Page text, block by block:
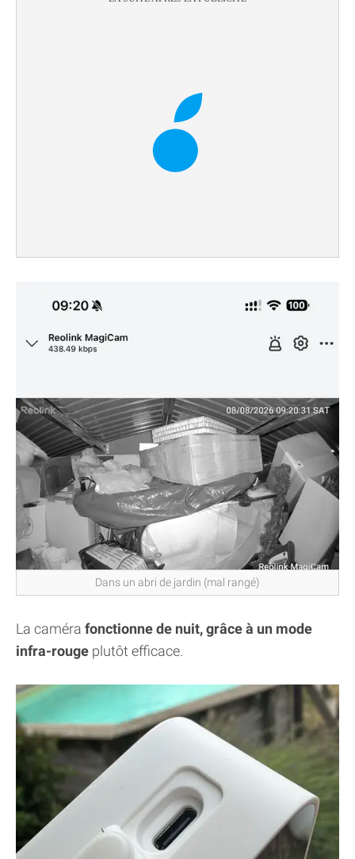
Dans un abri de jardin (mal rangé)
La caméra fonctionne de nuit, grâce à un mode
infra-rouge plutôt efficace.